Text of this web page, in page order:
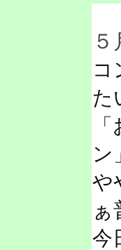
５
コ
た
ン
や
ぁ
今